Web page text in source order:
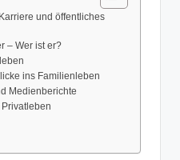
und öffentliches
– Wer ist er?
ins Familienleben
Medienberichte